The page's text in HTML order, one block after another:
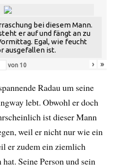
bei diesem Mann.
er auf und fängt an zu
Egal, wie feucht
ausgefallen ist.
von 10 › »
Radau um seine
lebt. Obwohl er doch
ist dieser Mann
weil er nicht nur wie ein
er zudem ein ziemlich
Seine Person und sein